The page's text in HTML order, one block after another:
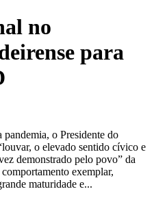
no
para
o Presidente do
o elevado sentido cívico e
demonstrado pelo povo” da
exemplar,
maturidade e...